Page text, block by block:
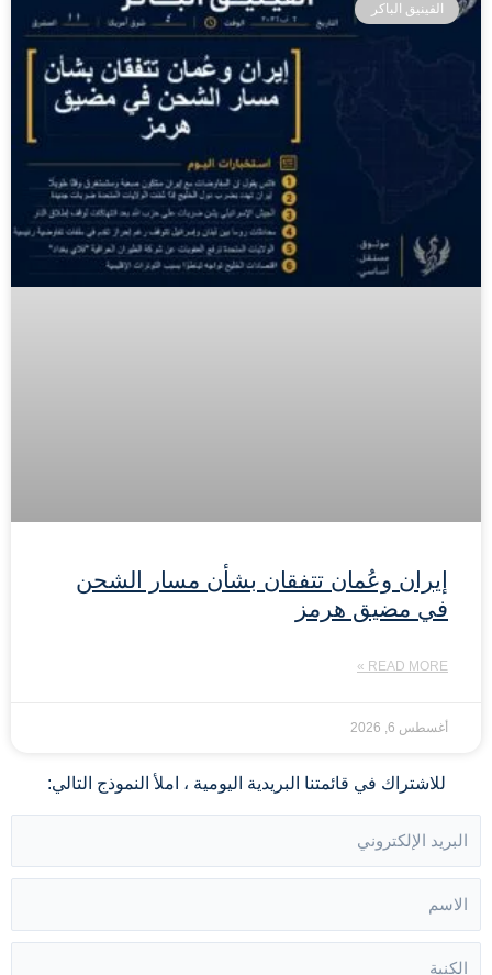
الفينيق الباكر
إيران وعُمان تتفقان بشأن مسار الشحن
في مضيق هرمز
READ MORE »
أغسطس 6, 2026
للاشتراك في قائمتنا البريدية اليومية ، املأ النموذج التالي: